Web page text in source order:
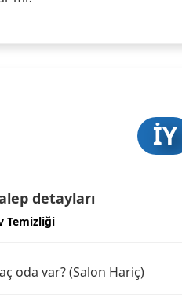
İY
detayları
Temizliği
oda var? (Salon Hariç)